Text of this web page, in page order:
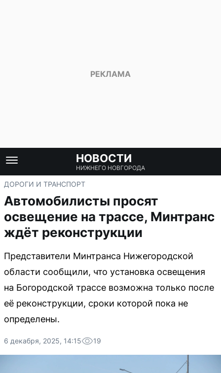
НОВОСТИ
НИЖНЕГО НОВГОРОДА
ДОРОГИ И ТРАНСПОРТ
Автомобилисты просят
освещение на трассе, Минтранс
ждёт реконструкции
Представители Минтранса Нижегородской
области сообщили, что установка освещения
на Богородской трассе возможна только после
её реконструкции, сроки которой пока не
определены.
6 декабря, 2025, 14:15 19